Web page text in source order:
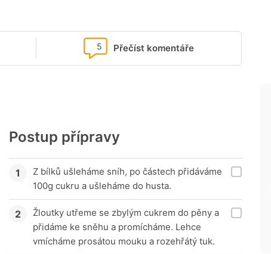
Přečíst komentáře
5
Postup přípravy
Z bílků ušleháme sníh, po částech přidáváme
100g cukru a ušleháme do husta.
Žloutky utřeme se zbylým cukrem do pěny a
přidáme ke sněhu a promícháme. Lehce
vmícháme prosátou mouku a rozehřátý tuk.